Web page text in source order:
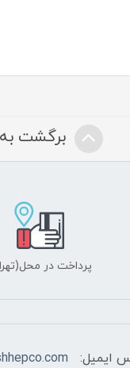
برگشت به
پرداخت در
ایمیل: